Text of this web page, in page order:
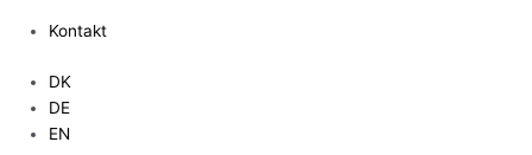
Kontakt
DK
DE
EN